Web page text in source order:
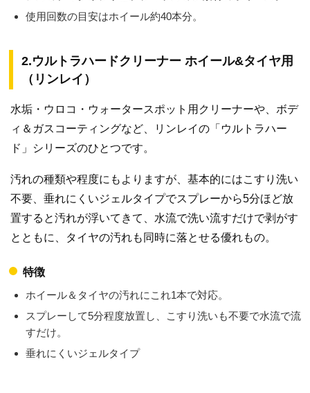
使用回数の目安はホイール約40本分。
2.ウルトラハードクリーナー ホイール&タイヤ用
（リンレイ）
水垢・ウロコ・ウォータースポット用クリーナーや、ボデ
ィ＆ガスコーティングなど、リンレイの「ウルトラハー
ド」シリーズのひとつです。
汚れの種類や程度にもよりますが、基本的にはこすり洗い
不要、垂れにくいジェルタイプでスプレーから5分ほど放
置すると汚れが浮いてきて、水流で洗い流すだけで剥がす
とともに、タイヤの汚れも同時に落とせる優れもの。
特徴
ホイール＆タイヤの汚れにこれ1本で対応。
スプレーして5分程度放置し、こすり洗いも不要で水流で流
すだけ。
垂れにくいジェルタイプ